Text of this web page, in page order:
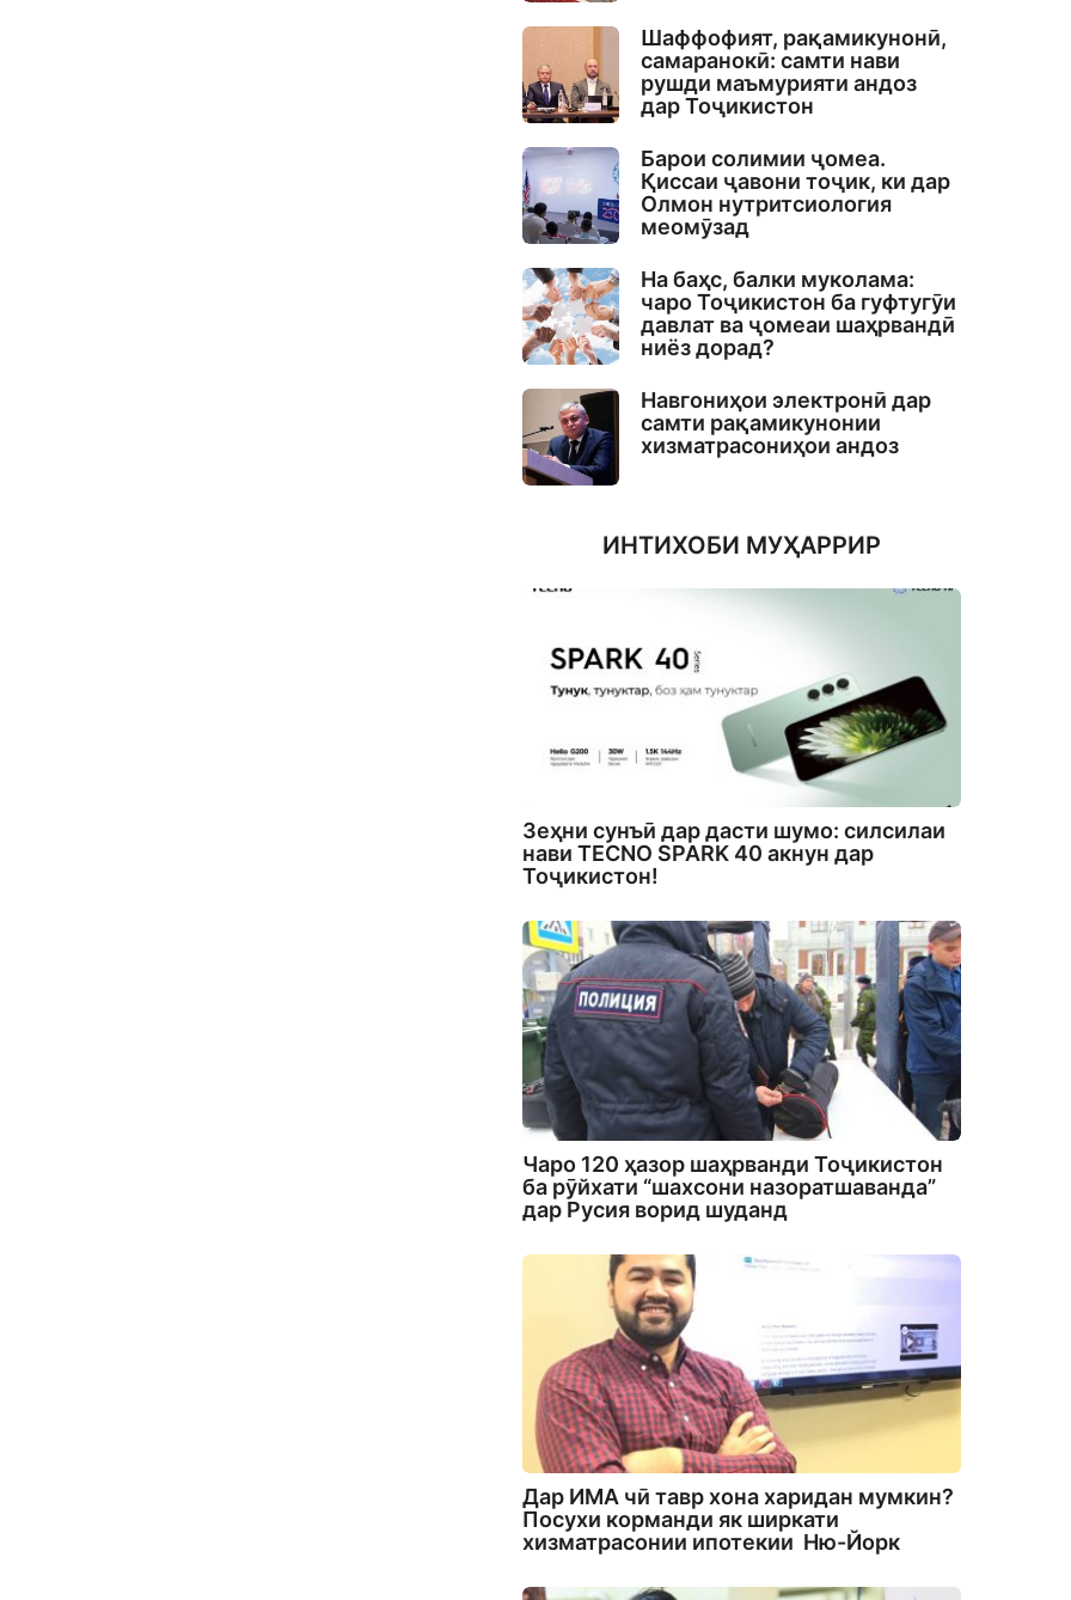
Шаффофият, рақамикунонӣ,
самаранокӣ: самти нави
рушди маъмурияти андоз
дар Тоҷикистон
Барои солимии ҷомеа.
Қиссаи ҷавони тоҷик, ки дар
Олмон нутритсиология
меомӯзад
На баҳс, балки муколама:
чаро Тоҷикистон ба гуфтугӯи
давлат ва ҷомеаи шаҳрвандӣ
ниёз дорад?
Навгониҳои электронӣ дар
самти рақамикунонии
хизматрасониҳои андоз
ИНТИХОБИ МУҲАРРИР
Зеҳни сунъӣ дар дасти шумо: силсилаи
нави TECNO SPARK 40 акнун дар
Тоҷикистон!
Чаро 120 ҳазор шаҳрванди Тоҷикистон
ба рӯйхати “шахсони назоратшаванда”
дар Русия ворид шуданд
Дар ИМА чӣ тавр хона харидан мумкин?
Посухи корманди як ширкати
хизматрасонии ипотекии Ню-Йорк